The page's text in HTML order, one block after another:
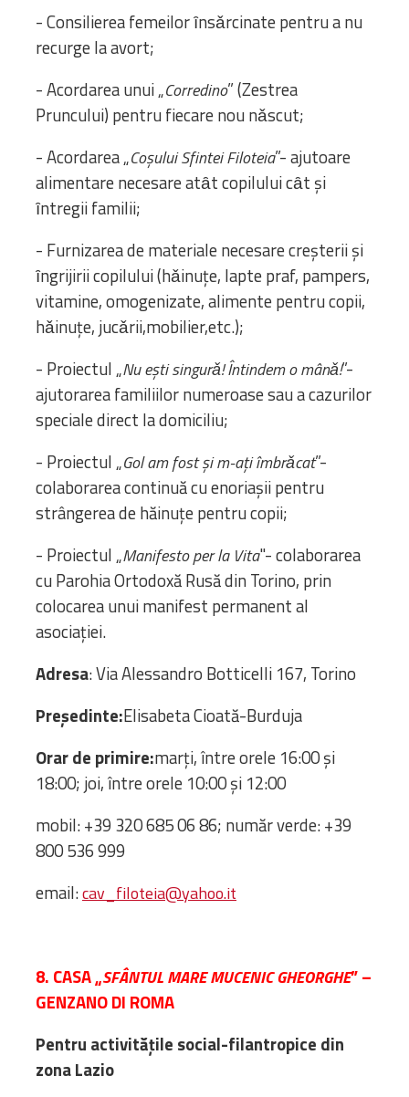
- Consilierea femeilor ȋnsǎrcinate pentru a nu
recurge la avort;
- Acordarea unui „Corredino” (Zestrea
Pruncului) pentru fiecare nou nǎscut;
- Acordarea „Coşului Sfintei Filoteia”- ajutoare
alimentare necesare atȃt copilului cȃt şi
ȋntregii familii;
- Furnizarea de materiale necesare creşterii și
ȋngrijirii copilului (hǎinuțe, lapte praf, pampers,
vitamine, omogenizate, alimente pentru copii,
hǎinuțe, jucǎrii,mobilier,etc.);
- Proiectul „Nu ești singurǎ! Întindem o mânǎ!”-
ajutorarea familiilor numeroase sau a cazurilor
speciale direct la domiciliu;
- Proiectul „Gol am fost și m-ați îmbrǎcat”-
colaborarea continuă cu enoriașii pentru
strângerea de hăinuțe pentru copii;
- Proiectul „Manifesto per la Vita"- colaborarea
cu Parohia Ortodoxă Rusă din Torino, prin
colocarea unui manifest permanent al
asociației.
Adresa: Via Alessandro Botticelli 167, Torino
Preşedinte:Elisabeta Cioată-Burduja
Orar de primire:marţi, între orele 16:00 și
18:00; joi, între orele 10:00 și 12:00
mobil: +39 320 685 06 86; număr verde: +39
800 536 999
email:cav_filoteia@yahoo.it
8. CASA „SFÂNTUL MARE MUCENIC GHEORGHE” –
GENZANO DI ROMA
Pentru activitățile social-filantropice din
zona Lazio